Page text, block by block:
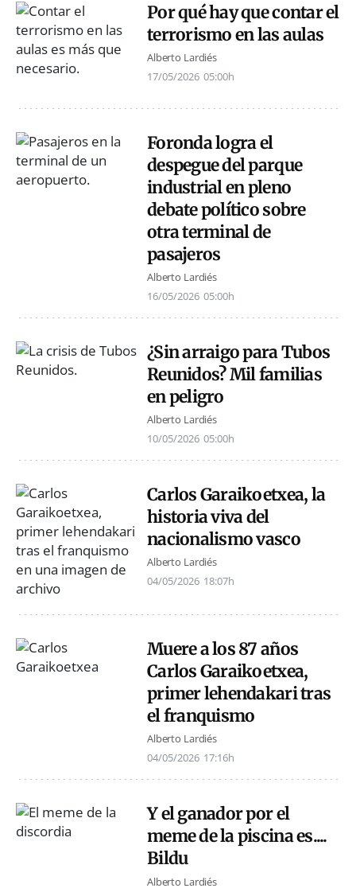
Por qué hay que contar el
terrorismo en las aulas
Alberto Lardiés
17/05/2026 05:00h
Foronda logra el
despegue del parque
industrial en pleno
debate político sobre
otra terminal de
pasajeros
Alberto Lardiés
16/05/2026 05:00h
¿Sin arraigo para Tubos
Reunidos? Mil familias
en peligro
Alberto Lardiés
10/05/2026 05:00h
Carlos Garaikoetxea, la
historia viva del
nacionalismo vasco
Alberto Lardiés
04/05/2026 18:07h
Muere a los 87 años
Carlos Garaikoetxea,
primer lehendakari tras
el franquismo
Alberto Lardiés
04/05/2026 17:16h
Y el ganador por el
meme de la piscina es....
Bildu
Alberto Lardiés